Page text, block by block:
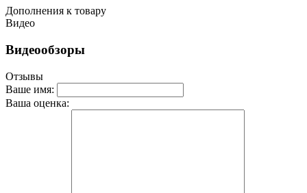
Дополнения к товару
Видео
Видеообзоры
Отзывы
Ваше имя:
Ваша оценка: